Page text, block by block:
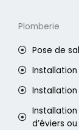
Plomberie
Pose de
Installation
d’éviers